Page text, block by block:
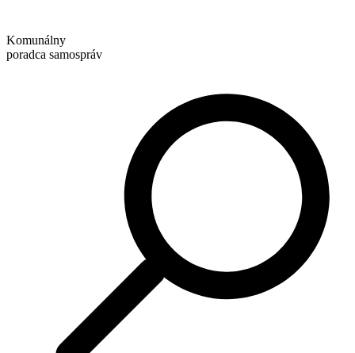
obsah
Komunálny
poradca samospráv